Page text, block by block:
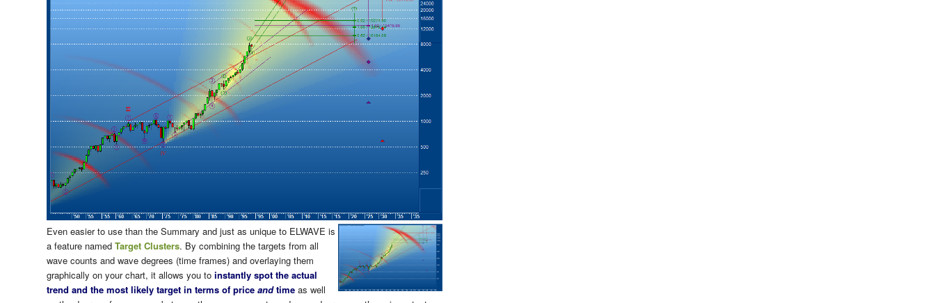
Even easier to use than the Summary and just as unique to ELWAVE is
a feature named Target Clusters. By combining the targets from all
wave counts and wave degrees (time frames) and overlaying them
graphically on your chart, it allows you to instantly spot the actual
trend and the most likely target in terms of price andtime as well